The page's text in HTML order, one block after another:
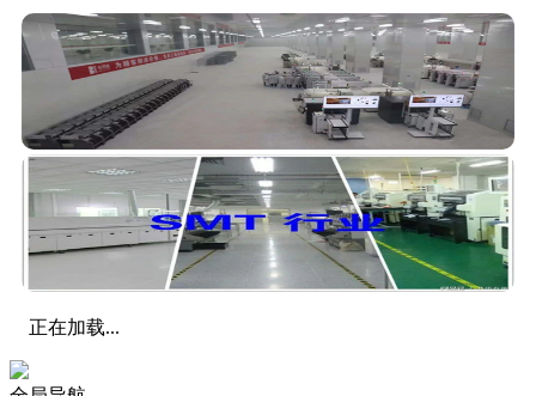
正在加载...